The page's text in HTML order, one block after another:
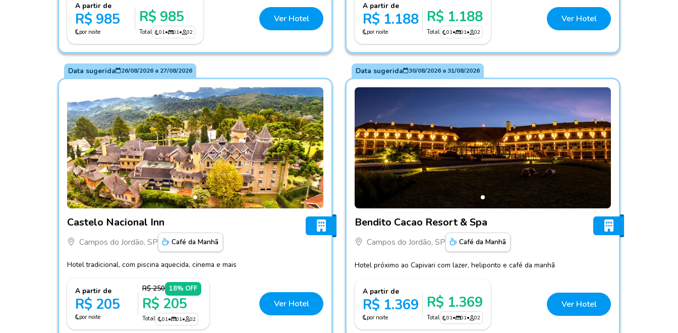
A partir de
R$ 985
por noite
R$ 985
Total 01• 01• 02
Ver Hotel
A partir de
R$ 1.188
por noite
R$ 1.188
Total 01• 01• 02
Ver Hotel
Data sugerida 26/08/2026a 27/08/2026
Castelo Nacional Inn
Campos do Jordão, SP Café da Manhã
Hotel tradicional, com piscina aquecida, cinema e mais
A partir de
R$ 205
por noite
R$ 250 18% OFF
R$ 205
Total 01• 01• 02
Ver Hotel
Data sugerida 30/08/2026a31/08/2026
Bendito Cacao Resort & Spa
Campos do Jordão, SP Café da Manhã
Hotel próximo ao Capivari com lazer, heliponto e café da manhã
A partir de
R$ 1.369
por noite
R$ 1.369
Total 01• 01• 02
Ver Hotel